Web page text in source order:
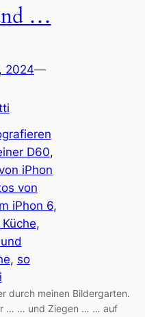
…
2024—
D60
iPhon
von
iPhon 6
, so
durch meinen Bildergarten.
… … und Ziegen … … auf